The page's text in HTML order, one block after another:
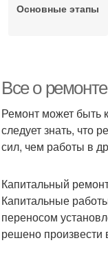
Основные этапы
Все о
Ремонт может быть
следует знать, что
сил, чем работы в
Капитальный
Капитальные
переносом
решено произвести